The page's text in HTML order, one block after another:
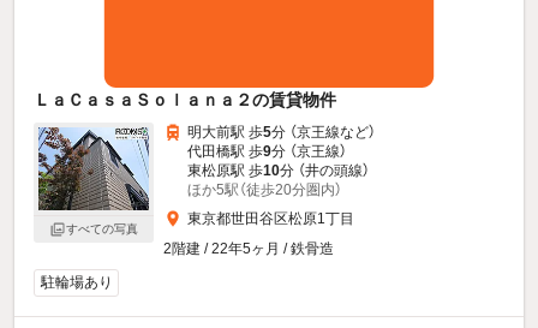
ＬａＣａｓａＳｏｌａｎａ２の賃貸物件
すべての写真
明大前駅 歩5分 （京王線など）
代田橋駅 歩9分 （京王線）
東松原駅 歩10分 （井の頭線）
ほか5駅（徒歩20分圏内）
東京都世田谷区松原1丁目
2階建 / 22年5ヶ月 / 鉄骨造
駐輪場あり